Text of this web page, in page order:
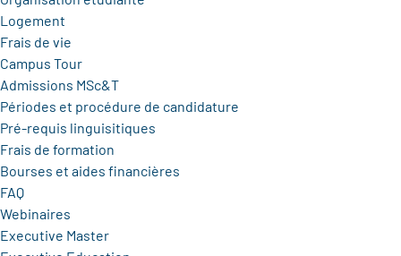
Logement
Frais de vie
Campus Tour
Admissions MSc&T
Périodes et procédure de candidature
Pré-requis linguisitiques
Frais de formation
Bourses et aides financières
FAQ
Webinaires
Executive Master